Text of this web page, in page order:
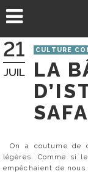
au
21
JUIL
CULTURE
LA
On a coutume de
légères. Comme si
empêchaient de